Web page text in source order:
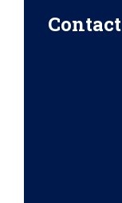
Contact